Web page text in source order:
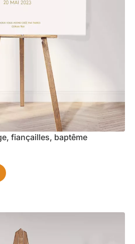
fiançailles, baptême